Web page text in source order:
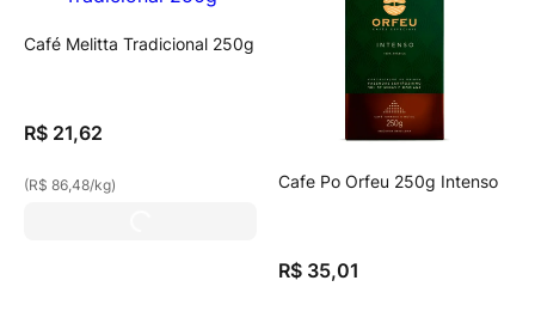
Café Melitta Tradicional 250g
R$ 21,62
(R$ 86,48/kg) Cafe Po Orfeu 250g Intenso
R$ 35,01